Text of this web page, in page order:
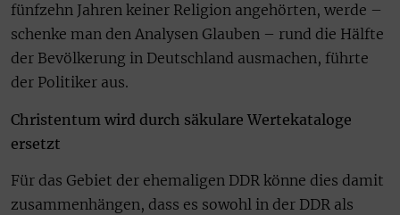
fünfzehn Jahren keiner Religion angehörten, werde –
schenke man den Analysen Glauben – rund die Hälfte
der Bevölkerung in Deutschland ausmachen, führte
der Politiker aus.
Christentum wird durch säkulare Wertekataloge
ersetzt
Für das Gebiet der ehemaligen DDR könne dies damit
zusammenhängen, dass es sowohl in der DDR als